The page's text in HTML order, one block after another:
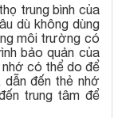
trung bình của
dù không dùng
môi trường có
bảo quản của
có thể do để
dẫn đến thẻ nhớ
trung tâm để